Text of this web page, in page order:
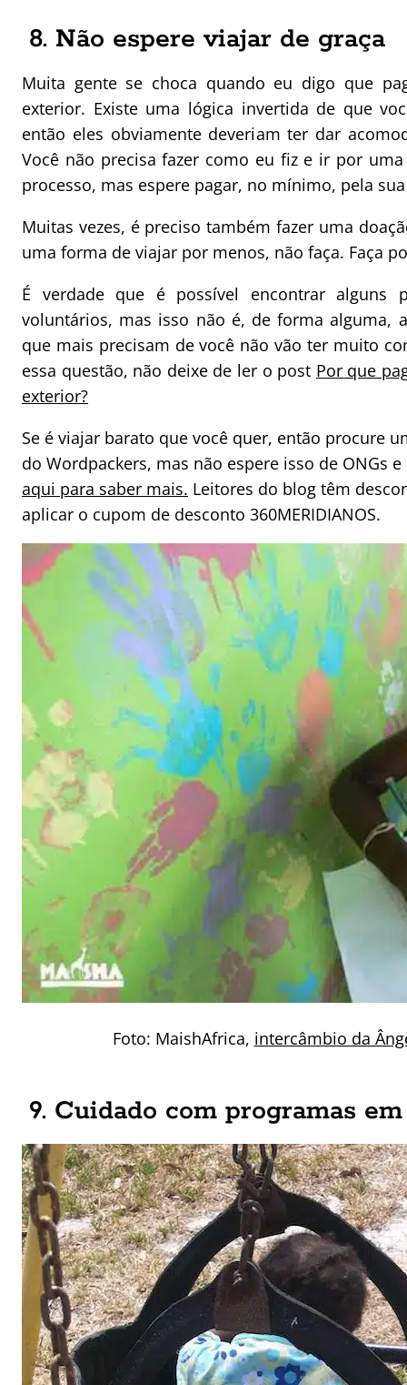
8. Não espere viajar de graça
Muita gente se choca quando eu digo que
exterior. Existe uma lógica invertida de que
então eles obviamente deveriam ter dar
Você não precisa fazer como eu fiz e ir por
processo, mas espere pagar, no mínimo, pela
Muitas vezes, é preciso também fazer uma
uma forma de viajar por menos, não faça. Faça
É verdade que é possível encontrar alguns
voluntários, mas isso não é, de forma alguma,
que mais precisam de você não vão ter muito
essa questão, não deixe de ler o post Por que
exterior?
Se é viajar barato que você quer, então procure
do Wordpackers, mas não espere isso de ONGs
aqui para saber mais. Leitores do blog têm
aplicar o cupom de desconto 360MERIDIANOS.
Foto: MaishAfrica, intercâmbio da
9. Cuidado com programas